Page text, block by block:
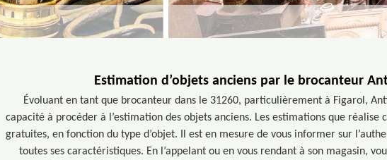
Estimation d’objets anciens par le brocanteur
Évoluant en tant que brocanteur dans le 31260, particulièrement à Figarol,
capacité à procéder à l’estimation des objets anciens. Les estimations que
gratuites, en fonction du type d’objet. Il est en mesure de vous informer sur
toutes ses caractéristiques. En l’appelant ou en vous rendant à son magasin,